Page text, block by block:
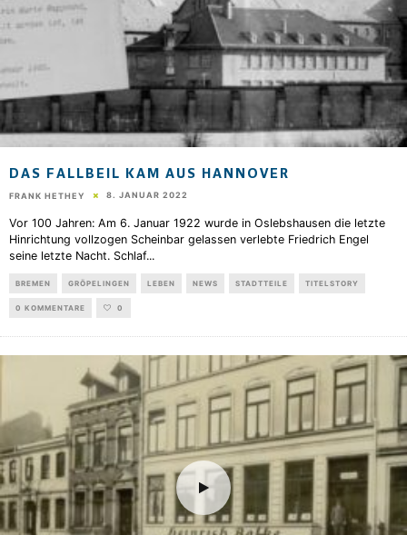
DAS FALLBEIL KAM AUS HANNOVER
FRANK HETHEY 8. JANUAR 2022
Vor 100 Jahren: Am 6. Januar 1922 wurde in Oslebshausen die letzte
Hinrichtung vollzogen Scheinbar gelassen verlebte Friedrich Engel
seine letzte Nacht. Schlaf...
BREMEN GRÖPELINGEN LEBEN NEWS STADTTEILE TITELSTORY
0 KOMMENTARE 0